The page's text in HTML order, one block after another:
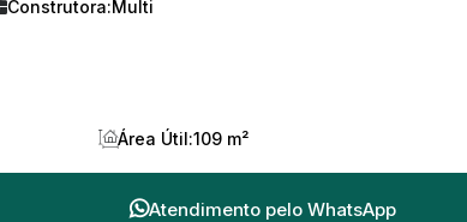
Construtora:Multi
Área Útil:109 m²
Atendimento pelo WhatsApp